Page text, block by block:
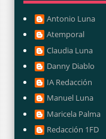
Antonio Luna
Atemporal
Claudia Luna
Danny Diablo
IA Redacción
Manuel Luna
Maricela Palma
Redacción 1FD